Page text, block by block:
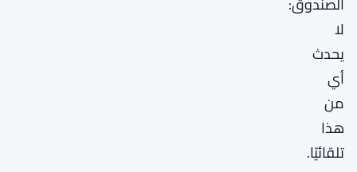
لا
يحدث
أي
من
هذا
تلقائيًا.